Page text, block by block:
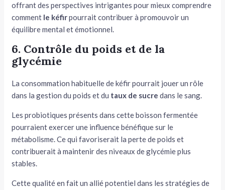
offrant des perspectives intrigantes pour mieux comprendre
comment le kéfirpourrait contribuer à promouvoir un
équilibre mental et émotionnel.
6. Contrôle du poids et de la
glycémie
La consommation habituelle de kéfir pourrait jouer un rôle
dans la gestion du poids et du taux de sucre dans le sang.
Les probiotiques présents dans cette boisson fermentée
pourraient exercer une influence bénéfique sur le
métabolisme. Ce qui favoriserait la perte de poids et
contribuerait à maintenir des niveaux de glycémie plus
stables.
Cette qualité en fait un allié potentiel dans les stratégies de